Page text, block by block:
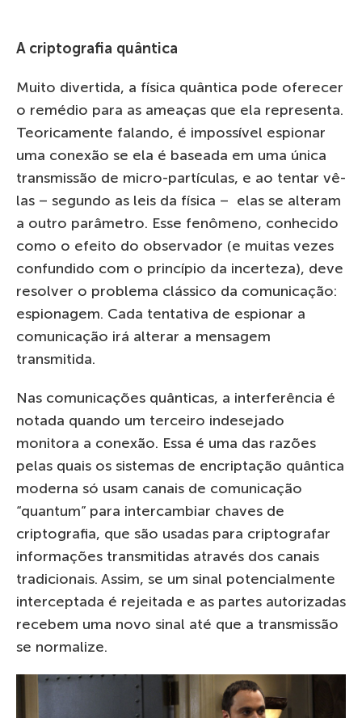
A criptografia quântica
Muito divertida, a física quântica pode oferecer
o remédio para as ameaças que ela representa.
Teoricamente falando, é impossível espionar
uma conexão se ela é baseada em uma única
transmissão de micro-partículas, e ao tentar vê-
las – segundo as leis da física – elas se alteram
a outro parâmetro. Esse fenômeno, conhecido
como o efeito do observador (e muitas vezes
confundido com o princípio da incerteza), deve
resolver o problema clássico da comunicação:
espionagem. Cada tentativa de espionar a
comunicação irá alterar a mensagem
transmitida.
Nas comunicações quânticas, a interferência é
notada quando um terceiro indesejado
monitora a conexão. Essa é uma das razões
pelas quais os sistemas de encriptação quântica
moderna só usam canais de comunicação
“quantum” para intercambiar chaves de
criptografia, que são usadas para criptografar
informações transmitidas através dos canais
tradicionais. Assim, se um sinal potencialmente
interceptada é rejeitada e as partes autorizadas
recebem uma novo sinal até que a transmissão
se normalize.